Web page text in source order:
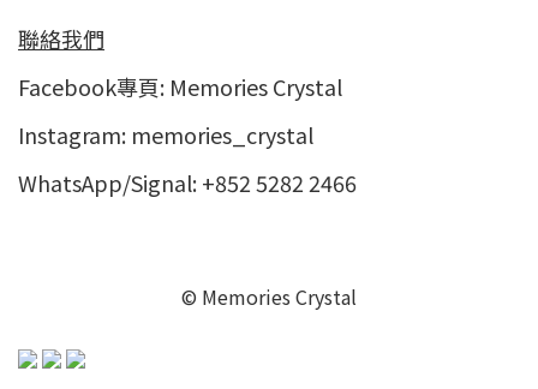
聯絡我們
Facebook專頁: Memories Crystal
Instagram: memories_crystal
WhatsApp/Signal: +852 5282 2466
© Memories Crystal